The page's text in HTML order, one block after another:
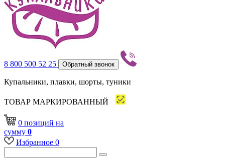
8 800 500 52 25 Обратный звонок
Купальники, плавки, шорты, туники
ТОВАР МАРКИРОВАННЫЙ
0 позиций на
сумму 0
Избранное 0